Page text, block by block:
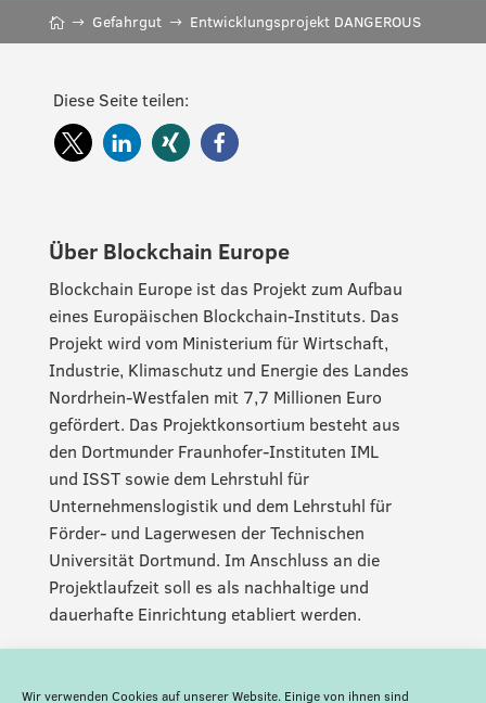
Wir verwenden Cookies auf unserer Website. Einige von ihnen sind
Gefahrgut Entwicklungsprojekt DANGEROUS
Diese Seite teilen:
Über Blockchain Europe
Blockchain Europe ist das Projekt zum Aufbau
eines Europäischen Blockchain-Instituts. Das
Projekt wird vom Ministerium für Wirtschaft,
Industrie, Klimaschutz und Energie des Landes
Nordrhein-Westfalen mit 7,7 Millionen Euro
gefördert. Das Projektkonsortium besteht aus
den Dortmunder Fraunhofer-Instituten IML
und ISST sowie dem Lehrstuhl für
Unternehmenslogistik und dem Lehrstuhl für
Förder- und Lagerwesen der Technischen
Universität Dortmund. Im Anschluss an die
Projektlaufzeit soll es als nachhaltige und
dauerhafte Einrichtung etabliert werden.